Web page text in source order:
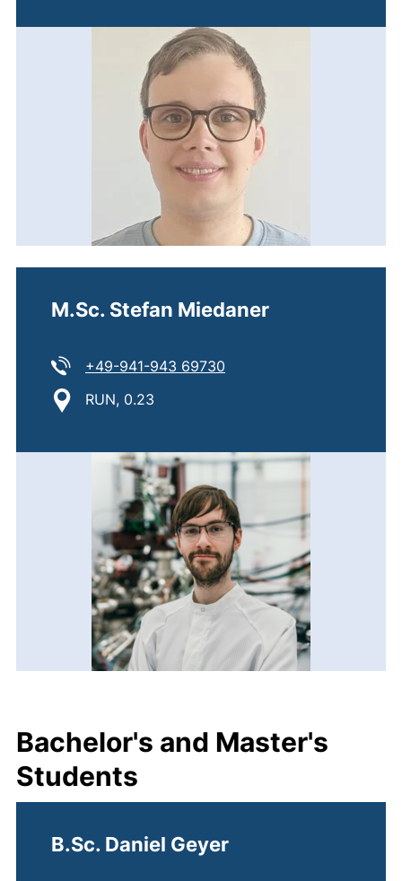
M.Sc. Stefan Miedaner
Tel:
+49-941-943 69730
Standort:
RUN, 0.23
Bachelor's and Master's
Students
B.Sc. Daniel Geyer